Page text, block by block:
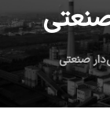
صنعتی